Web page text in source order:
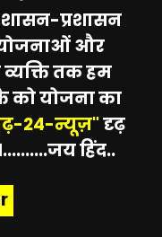
शासन-प्रशासन
और
तक हम
को योजना का
24-न्यूज़"दृढ़
हिंद..